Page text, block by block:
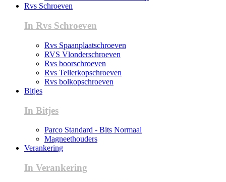
Rvs Schroeven
In Rvs Schroeven
Rvs Spaanplaatschroeven
RVS Vlonderschroeven
Rvs boorschroeven
Rvs Tellerkopschroeven
Rvs bolkopschroeven
Bitjes
In Bitjes
Parco Standard - Bits Normaal
Magneethouders
Verankering
In Verankering